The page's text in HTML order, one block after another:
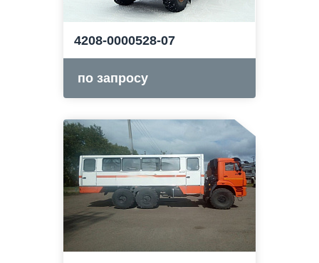
4208-0000528-07
по запросу